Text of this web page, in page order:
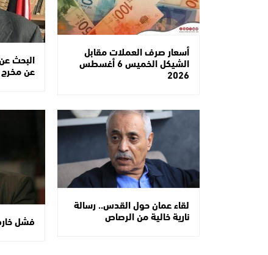
أسعار صرف العملات مقابل
الشيكل الخميس 6 أغسطس
2026
البحث
عن
لقاء عمان حول القدس.. رسالة
نارية خالية من الرصاص فشل